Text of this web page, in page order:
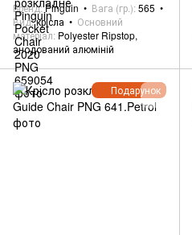
Бренд Pinguin Вага (гр.) 565
Вид крісла
Основний
матеріал Polyester Ripstop,
анодований алюміній
Подарунок